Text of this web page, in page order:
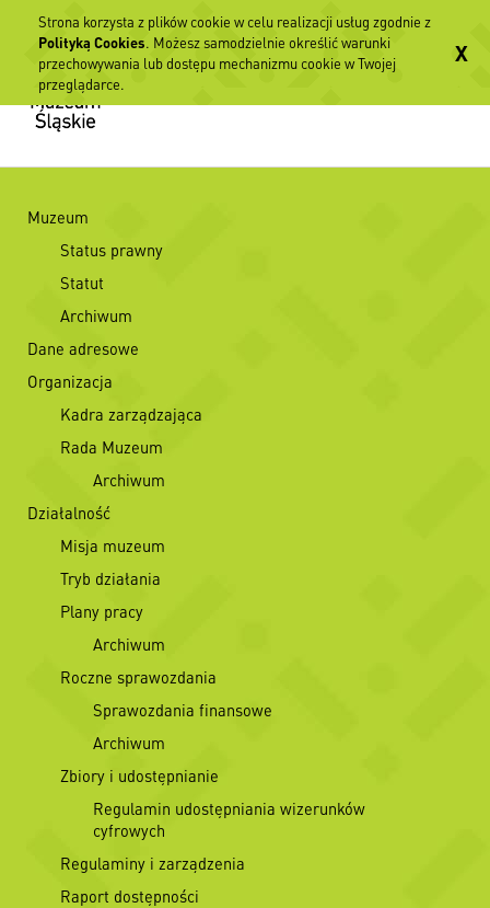
Muzeum
Status prawny
Statut
Archiwum
Dane adresowe
Organizacja
Kadra zarządzająca
Rada Muzeum
Archiwum
Działalność
Misja muzeum
Tryb działania
Plany pracy
Archiwum
Roczne sprawozdania
Sprawozdania finansowe
Archiwum
Zbiory i udostępnianie
Regulamin udostępniania wizerunków
cyfrowych
Regulaminy i zarządzenia
Raport dostępności
Strona korzysta z plików cookie w celu realizacji usług zgodnie z
Polityką Cookies. Możesz samodzielnie określić warunki
przechowywania lub dostępu mechanizmu cookie w Twojej
przeglądarce.
X